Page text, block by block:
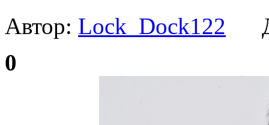
Автор: Lock_Dock122
0